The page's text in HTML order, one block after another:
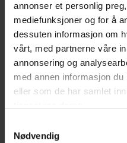
annonser et personlig
mediefunksjoner og for å
dessuten informasjon om
vårt, med partnerne våre
annonsering og
med annen informasjon
eller som de har samlet
Nødvendig
Trygderett